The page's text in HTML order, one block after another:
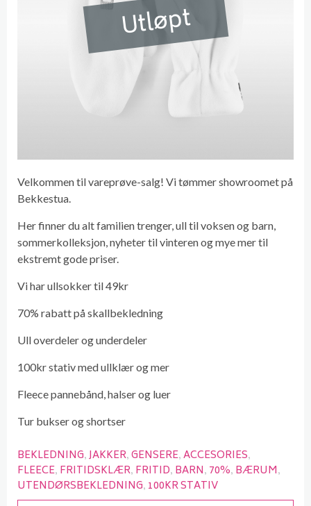
Utløpt
Velkommen til vareprøve-salg! Vi tømmer showroomet på
Bekkestua.
Her finner du alt familien trenger, ull til voksen og barn,
sommerkolleksjon, nyheter til vinteren og mye mer til
ekstremt gode priser.
Vi har ullsokker til 49kr
70% rabatt på skallbekledning
Ull overdeler og underdeler
100kr stativ med ullklær og mer
Fleece pannebånd, halser og luer
Tur bukser og shortser
BEKLEDNING JAKKER GENSERE ACCESORIES
FLEECE FRITIDSKLÆR FRITID BARN 70% BÆRUM
UTENDØRSBEKLEDNING 100KR STATIV